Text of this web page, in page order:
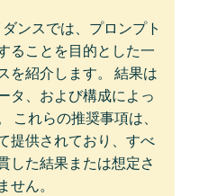
ンスでは、プロンプト
ることを目的とした一
を紹介します。 結果は
タ、および構成によっ
これらの推奨事項は、
提供されており、すべ
した結果または想定さ
せん。